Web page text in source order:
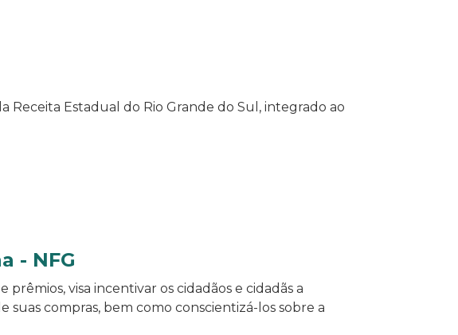
Estadual do Rio Grande do Sul, integrado ao
- NFG
visa incentivar os cidadãos e cidadãs a
suas compras, bem como conscientizá-los sobre a